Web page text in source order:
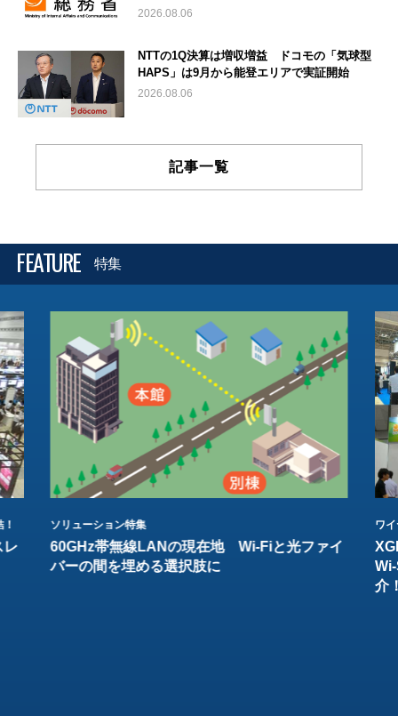
2026.08.06
NTTの1Q決算は増収増益 ドコモの「気球型
HAPS」は9月から能登エリアで実証開始
2026.08.06
記事一覧
FEATURE 特集
レ
ソリューション特集
60GHz帯無線LANの現在地 Wi-Fiと光ファイ
バーの間を埋める選択肢に
ワ
介